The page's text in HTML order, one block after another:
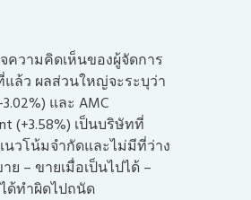
ความคิดเห็นของผู้จัดการ
ล้ว ผลส่วนใหญ่จะระบุว่า
และ AMC
(+3.58%) เป็นบริษัทที่
วโน้มจำกัดและไม่มีที่ว่าง
ย – ขายเมื่อเป็นไปได้ –
ด้ทำผิดไปถนัด